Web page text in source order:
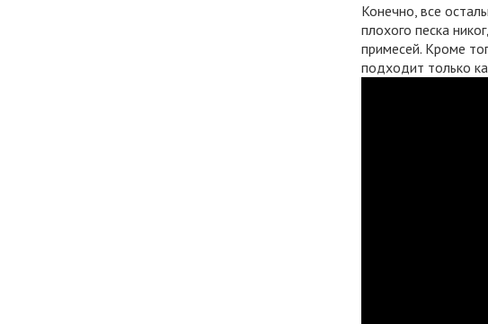
Конечно, все
плохого песка
примесей. Кроме
подходит только